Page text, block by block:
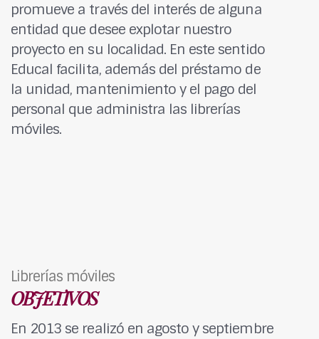
promueve a través del interés de alguna
entidad que desee explotar nuestro
proyecto en su localidad. En este sentido
Educal facilita, además del préstamo de
la unidad, mantenimiento y el pago del
personal que administra las librerías
móviles.
Librerías móviles
OBJETIVOS
En 2013 se realizó en agosto y septiembre